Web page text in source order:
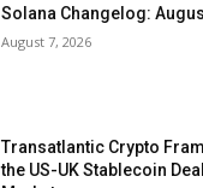
Solana Changelog:
August 7, 2026
Transatlantic Crypto
the US-UK Stablecoin